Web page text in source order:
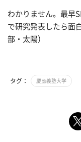
わかりません。最早
で研究発表したら面
部・太陽）
タグ： 慶應義塾大学